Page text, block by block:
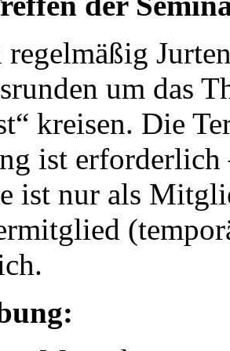
regelmäßig
um das
kreisen. Die
ist erforderlich
ist nur als